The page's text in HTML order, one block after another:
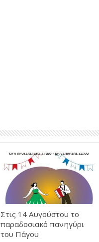
Στις 14 Αυγούστου το
παραδοσιακό πανηγύρι
του Πάγου